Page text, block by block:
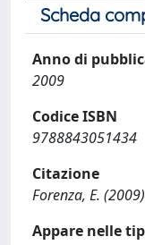
Scheda
Anno di
2009
Codice ISBN
9788843051434
Citazione
Forenza, E.
Appare nelle